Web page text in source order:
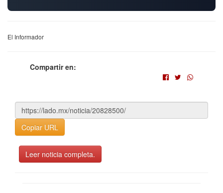
El Informador
Compartir en:
Copiar URL
Leer noticia completa.